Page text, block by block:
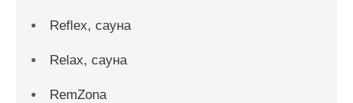
Reflex, сауна
Relax, сауна
RemZona